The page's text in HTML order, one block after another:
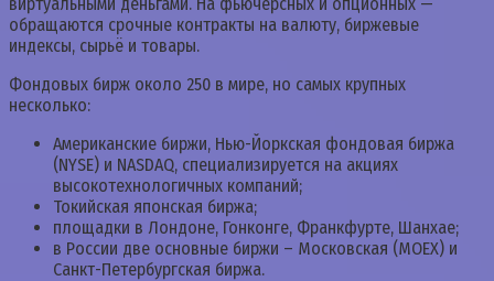
обращаются срочные контракты на валюту, биржевые
индексы, сырьё и товары.
Фондовых бирж около 250 в мире, но самых крупных
несколько:
Американские биржи, Нью-Йоркская фондовая биржа
(NYSE) и NASDAQ, специализируется на акциях
высокотехнологичных компаний;
Токийская японская биржа;
площадки в Лондоне, Гонконге, Франкфурте, Шанхае;
в России две основные биржи – Московская (MOEX) и
Санкт-Петербургская биржа.